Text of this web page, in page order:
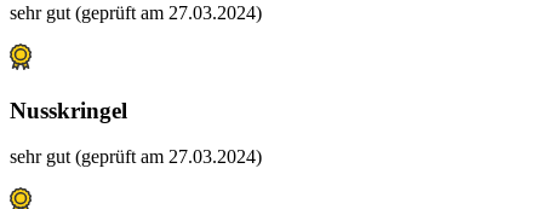
sehr gut (geprüft am 27.03.2024)
Nusskringel
sehr gut (geprüft am 27.03.2024)